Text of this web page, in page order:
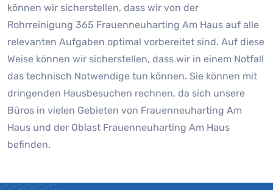
können wir sicherstellen, dass wir von der
Rohrreinigung 365 Frauenneuharting Am Haus auf alle
relevanten Aufgaben optimal vorbereitet sind. Auf diese
Weise können wir sicherstellen, dass wir in einem Notfall
das technisch Notwendige tun können. Sie können mit
dringenden Hausbesuchen rechnen, da sich unsere
Büros in vielen Gebieten von Frauenneuharting Am
Haus und der Oblast Frauenneuharting Am Haus
befinden.